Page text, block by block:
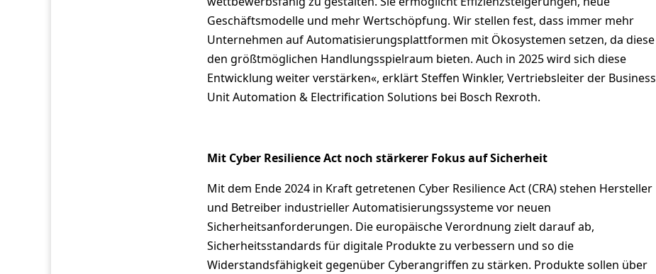
Geschäftsmodelle und mehr Wertschöpfung. Wir stellen fest, dass immer mehr
Unternehmen auf Automatisierungsplattformen mit Ökosystemen setzen, da diese
den größtmöglichen Handlungsspielraum bieten. Auch in 2025 wird sich diese
Entwicklung weiter verstärken«, erklärt Steffen Winkler, Vertriebsleiter der Business
Unit Automation & Electrification Solutions bei Bosch Rexroth.
Mit Cyber Resilience Act noch stärkerer Fokus auf Sicherheit
Mit dem Ende 2024 in Kraft getretenen Cyber Resilience Act (CRA) stehen Hersteller
und Betreiber industrieller Automatisierungssysteme vor neuen
Sicherheitsanforderungen. Die europäische Verordnung zielt darauf ab,
Sicherheitsstandards für digitale Produkte zu verbessern und so die
Widerstandsfähigkeit gegenüber Cyberangriffen zu stärken. Produkte sollen über